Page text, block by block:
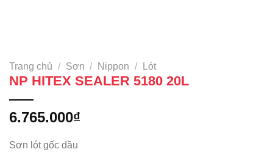
Trang chủ / Sơn / Nippon / Lót
NP HITEX SEALER 5180 20L
6.765.000₫
Sơn lót gốc dầu